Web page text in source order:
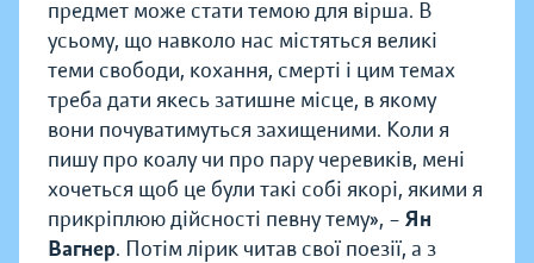
предмет може стати темою для вірша. В
усьому, що навколо нас містяться великі
теми свободи, кохання, смерті і цим темах
треба дати якесь затишне місце, в якому
вони почуватимуться захищеними. Коли я
пишу про коалу чи про пару черевиків, мені
хочеться щоб це були такі собі якорі, якими я
прикріплюю дійсності певну тему», – Ян
Вагнер. Потім лірик читав свої поезії, а з